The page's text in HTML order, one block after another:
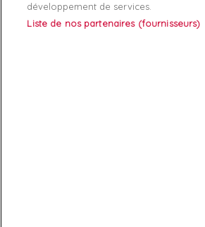
développement de services.
Liste de nos partenaires (fournisseurs)